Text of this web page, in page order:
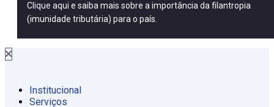
Clique aqui e saiba mais sobre a importância da filantropia
(imunidade tributária) para o país.
Institucional
Serviços